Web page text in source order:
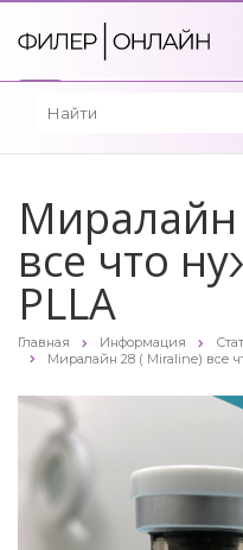
Миралайн
все что
PLLA
Главная Информация
Миралайн 28 ( Miraline) все